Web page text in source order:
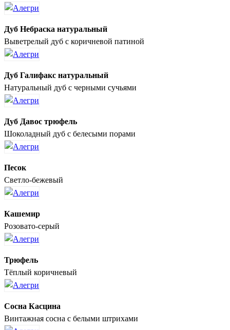
Дуб Небраска натуральный
Выветрелый дуб с коричневой патиной
Дуб Галифакс натуральный
Натуральный дуб с черными сучьями
Дуб Давос трюфель
Шоколадный дуб с белесыми порами
Песок
Светло-бежевый
Кашемир
Розовато-серый
Трюфель
Тёплый коричневый
Сосна Касцина
Винтажная сосна с белыми штрихами